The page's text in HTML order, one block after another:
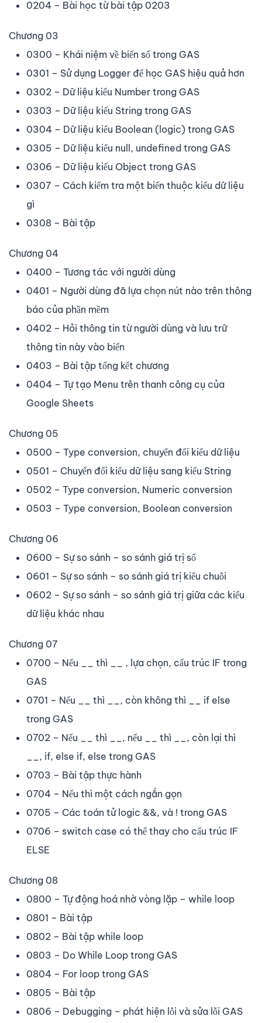
0204 – Bài học từ bài tập 0203
Chương 03
0300 – Khái niệm về biến số trong GAS
0301 – Sử dụng Logger để học GAS hiệu quả hơn
0302 – Dữ liệu kiểu Number trong GAS
0303 – Dữ liệu kiểu String trong GAS
0304 – Dữ liệu kiểu Boolean (logic) trong GAS
0305 – Dữ liệu kiểu null, undefined trong GAS
0306 – Dữ liệu kiểu Object trong GAS
0307 – Cách kiểm tra một biến thuộc kiểu dữ liệu
gì
0308 – Bài tập
Chương 04
0400 – Tương tác với người dùng
0401 – Người dùng đã lựa chọn nút nào trên thông
báo của phần mềm
0402 – Hỏi thông tin từ người dùng và lưu trữ
thông tin này vào biến
0403 – Bài tập tổng kết chương
0404 – Tự tạo Menu trên thanh công cụ của
Google Sheets
Chương 05
0500 – Type conversion, chuyển đổi kiểu dữ liệu
0501 – Chuyển đổi kiểu dữ liệu sang kiểu String
0502 – Type conversion, Numeric conversion
0503 – Type conversion, Boolean conversion
Chương 06
0600 – Sự so sánh – so sánh giá trị số
0601 – Sự so sánh – so sánh giá trị kiểu chuỗi
0602 – Sự so sánh – so sánh giá trị giữa các kiểu
dữ liệu khác nhau
Chương 07
0700 – Nếu __ thì __ , lựa chọn, cấu trúc IF trong
GAS
0701 – Nếu __ thì __, còn không thì __ if else
trong GAS
0702 – Nếu __ thì __, nếu __ thì __, còn lại thì
__, if, else if, else trong GAS
0703 – Bài tập thực hành
0704 – Nếu thì một cách ngắn gọn
0705 – Các toán tử logic &&, và ! trong GAS
0706 – switch case có thể thay cho cấu trúc IF
ELSE
Chương 08
0800 – Tự động hoá nhờ vòng lặp – while loop
0801 – Bài tập
0802 – Bài tập while loop
0803 – Do While Loop trong GAS
0804 – For loop trong GAS
0805 – Bài tập
0806 – Debugging – phát hiện lỗi và sửa lỗi GAS